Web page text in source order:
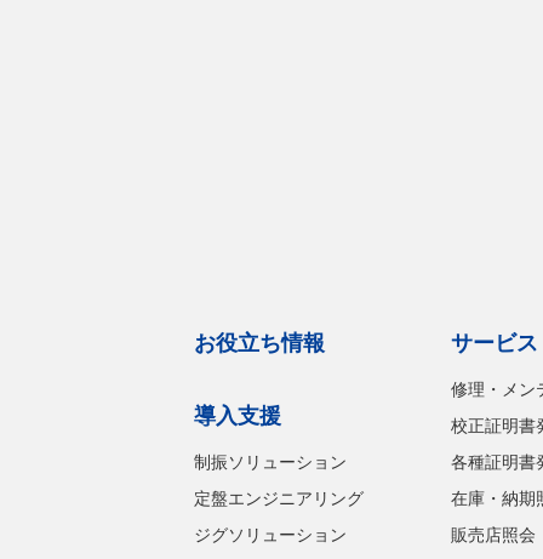
お役立ち情報
導入支援
制振ソリューション
定盤エンジニアリング
ジグソリューション
サービ
修理・メン
校正証明書
各種証明書
在庫・納期
販売店照会